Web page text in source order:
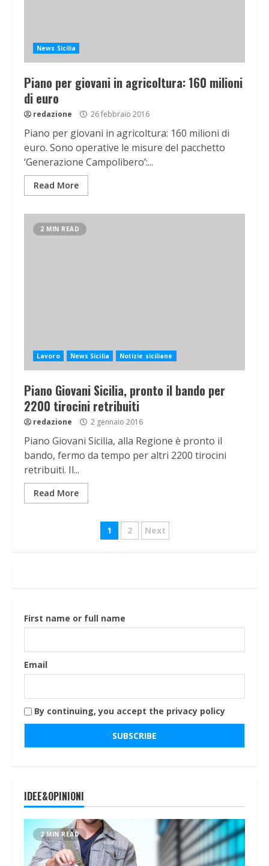
News Sicilia
Piano per giovani in agricoltura: 160 milioni
di euro
redazione 26 febbraio 2016
Piano per giovani in agricoltura: 160 milioni di
euro. Sono operative le misure del pacchetto
‘Generazione Campolibero’:...
Read More
2 MIN READ
Lavoro News Sicilia Notizie siciliane
Piano Giovani Sicilia, pronto il bando per
2200 tirocini retribuiti
redazione 2 gennaio 2016
Piano Giovani Sicilia, alla Regione è pronto il
bando, fermo da tempo per altri 2200 tirocini
retribuiti. Il...
Read More
Navigazione
1 2 Next
First name or full name
Email
By continuing, you accept the privacy policy
IDEE&OPINIONI
2 MIN READ